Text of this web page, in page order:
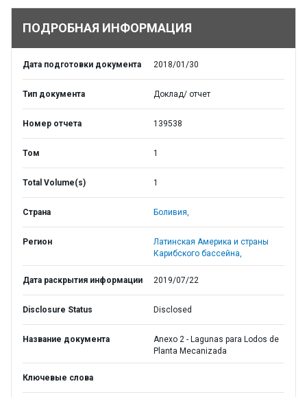
ПОДРОБНАЯ ИНФОРМАЦИЯ
Дата подготовки документа 2018/01/30
Тип документа Доклад/ отчет
Номер отчета 139538
Том 1
Total Volume(s) 1
Страна Боливия,
Регион
Латинская Америка и страны
Карибского бассейна,
Дата раскрытия информации 2019/07/22
Disclosure Status Disclosed
Название документа
Anexo 2 - Lagunas para Lodos de
Planta Mecanizada
Ключевые слова